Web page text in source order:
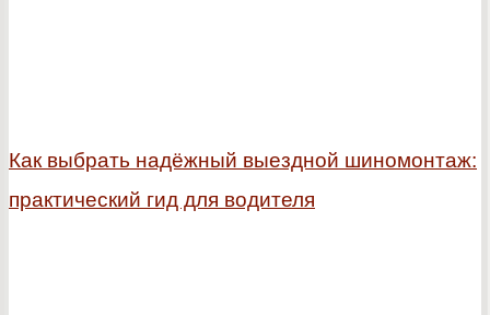
Как выбрать надёжный выездной шиномонтаж:
практический гид для водителя